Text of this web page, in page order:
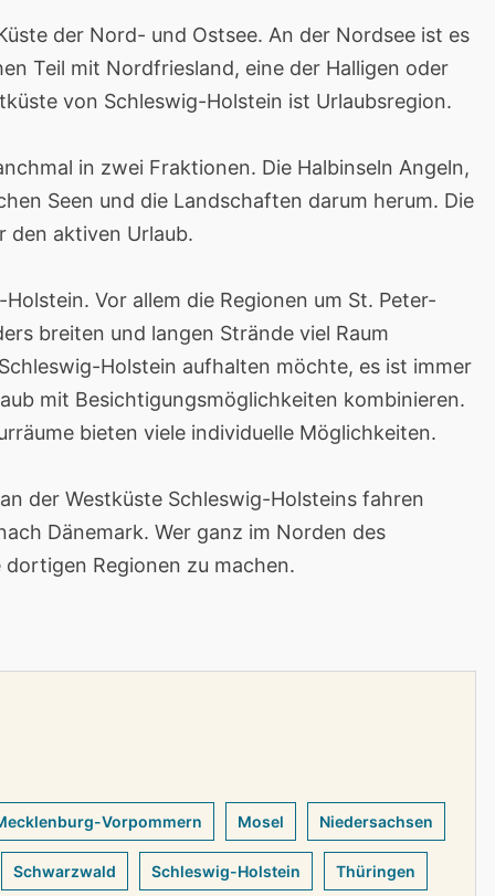
der Nord- und Ostsee. An der Nordsee ist es
Teil mit Nordfriesland, eine der Halligen oder
von Schleswig-Holstein ist Urlaubsregion.
in zwei Fraktionen. Die Halbinseln Angeln,
Seen und die Landschaften darum herum. Die
den aktiven Urlaub.
Vor allem die Regionen um St. Peter-
breiten und langen Strände viel Raum
Holstein aufhalten möchte, es ist immer
mit Besichtigungsmöglichkeiten kombinieren.
bieten viele individuelle Möglichkeiten.
der Westküste Schleswig-Holsteins fahren
Dänemark. Wer ganz im Norden des
Regionen zu machen.
Vorpommern Mosel Niedersachsen
Schwarzwald Schleswig-Holstein Thüringen